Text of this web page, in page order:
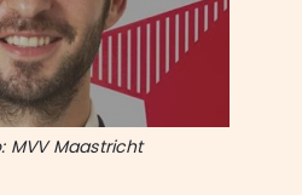
MVV Maastricht